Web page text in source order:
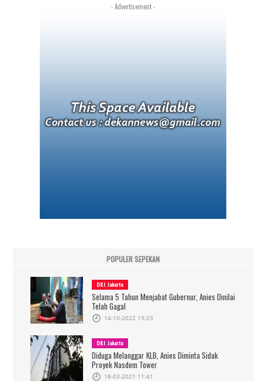
- Advertisement -
POPULER SEPEKAN
DKI Jakarta
Selama 5 Tahun Menjabat Gubernur, Anies Dinilai
Telah Gagal
14-10-2022 19:23
DKI Jakarta
Diduga Melanggar KLB, Anies Diminta Sidak
Proyek Nasdem Tower
18-03-2021 11:41